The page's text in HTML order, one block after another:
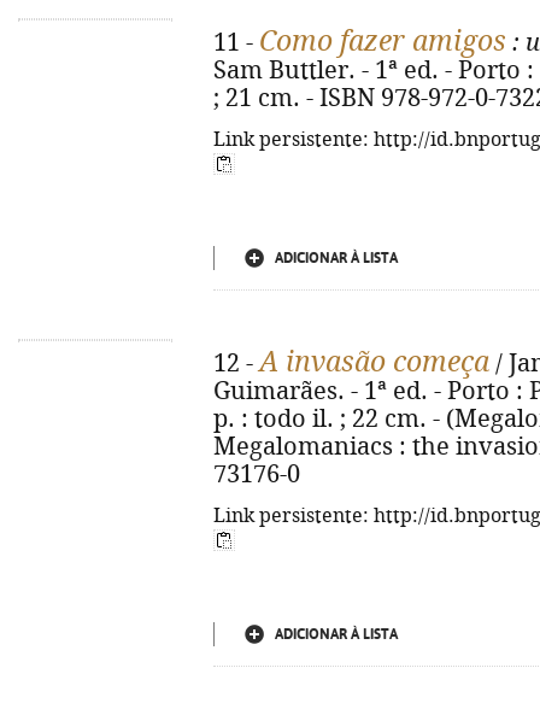
11 - Como fazer amigos :
Sam Buttler. - 1ª ed. - Porto
; 21 cm. - ISBN 978-972-0-
Link persistente: http://
ADICIONAR À LISTA
12 -A invasão começa /
Guimarães. - 1ª ed. - Porto :
p. : todo il. ; 22 cm. -
Megalomaniacs : the
73176-0
Link persistente: http://
ADICIONAR À LISTA